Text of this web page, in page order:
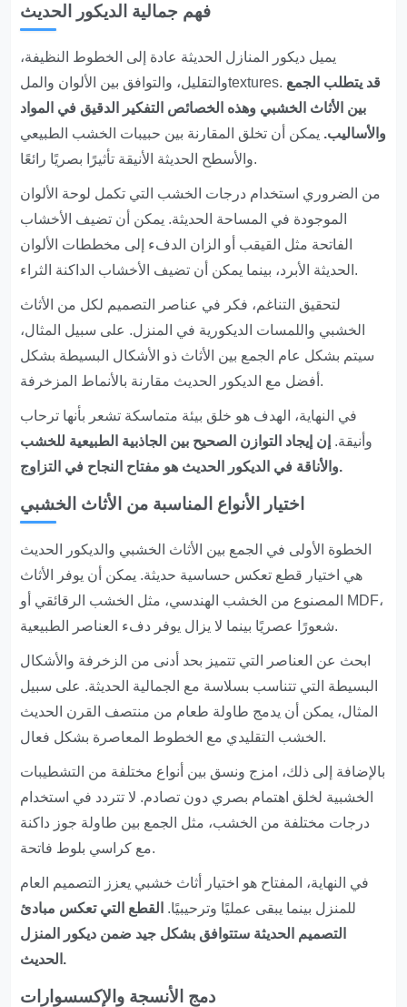
فهم جمالية الديكور الحديث
يميل ديكور المنازل الحديثة عادة إلى الخطوط النظيفة،
والتقليل، والتوافق بين الألوان والملtextures. قد يتطلب الجمع
بين الأثاث الخشبي وهذه الخصائص التفكير الدقيق في المواد
والأساليب. يمكن أن تخلق المقارنة بين حبيبات الخشب الطبيعي
والأسطح الحديثة الأنيقة تأثيرًا بصريًا رائعًا.
من الضروري استخدام درجات الخشب التي تكمل لوحة الألوان
الموجودة في المساحة الحديثة. يمكن أن تضيف الأخشاب
الفاتحة مثل القيقب أو الزان الدفء إلى مخططات الألوان
الحديثة الأبرد، بينما يمكن أن تضيف الأخشاب الداكنة الثراء.
لتحقيق التناغم، فكر في عناصر التصميم لكل من الأثاث
الخشبي واللمسات الديكورية في المنزل. على سبيل المثال،
سيتم بشكل عام الجمع بين الأثاث ذو الأشكال البسيطة بشكل
أفضل مع الديكور الحديث مقارنة بالأنماط المزخرفة.
في النهاية، الهدف هو خلق بيئة متماسكة تشعر بأنها ترحاب
وأنيقة. إن إيجاد التوازن الصحيح بين الجاذبية الطبيعية للخشب
والأناقة في الديكور الحديث هو مفتاح النجاح في التزاوج.
اختيار الأنواع المناسبة من الأثاث الخشبي
الخطوة الأولى في الجمع بين الأثاث الخشبي والديكور الحديث
هي اختيار قطع تعكس حساسية حديثة. يمكن أن يوفر الأثاث
المصنوع من الخشب الهندسي، مثل الخشب الرقائقي أو MDF،
شعورًا عصريًا بينما لا يزال يوفر دفء العناصر الطبيعية.
ابحث عن العناصر التي تتميز بحد أدنى من الزخرفة والأشكال
البسيطة التي تتناسب بسلاسة مع الجمالية الحديثة. على سبيل
المثال، يمكن أن يدمج طاولة طعام من منتصف القرن الحديث
الخشب التقليدي مع الخطوط المعاصرة بشكل فعال.
بالإضافة إلى ذلك، امزج ونسق بين أنواع مختلفة من التشطيبات
الخشبية لخلق اهتمام بصري دون تصادم. لا تتردد في استخدام
درجات مختلفة من الخشب، مثل الجمع بين طاولة جوز داكنة
مع كراسي بلوط فاتحة.
في النهاية، المفتاح هو اختيار أثاث خشبي يعزز التصميم العام
للمنزل بينما يبقى عمليًا وترحيبيًا. القطع التي تعكس مبادئ
التصميم الحديثة ستتوافق بشكل جيد ضمن ديكور المنزل
الحديث.
دمج الأنسجة والإكسسوارات